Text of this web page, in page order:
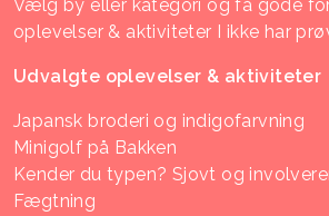
Vælg by eller kategori og få gode
oplevelser & aktiviteter I ikke har
Udvalgte oplevelser & aktiviteter
Japansk broderi og indigofarvning
Minigolf på Bakken
Kender du typen? Sjovt og
Fægtning